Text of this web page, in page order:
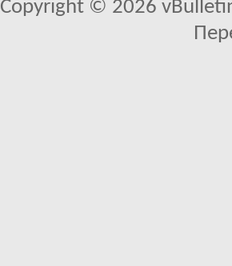
Copyright © 2026